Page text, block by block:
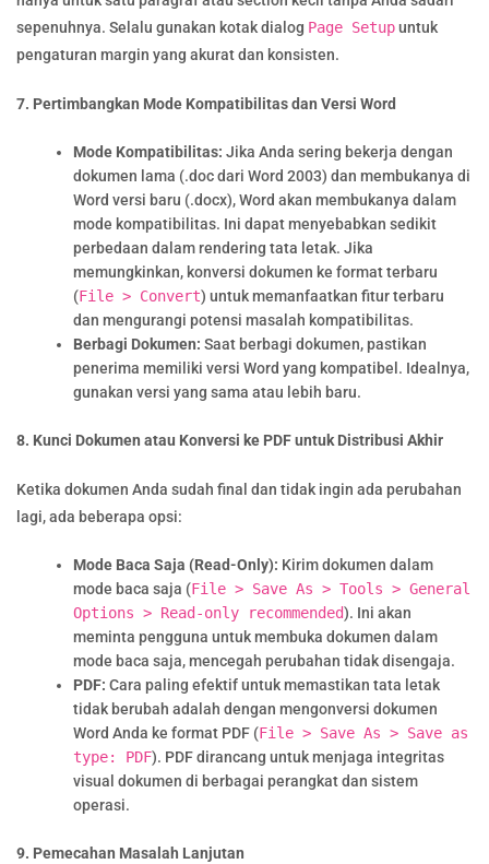
sepenuhnya. Selalu gunakan kotak dialog Page Setupuntuk
pengaturan margin yang akurat dan konsisten.
7. Pertimbangkan Mode Kompatibilitas dan Versi Word
Mode Kompatibilitas: Jika Anda sering bekerja dengan
dokumen lama (.doc dari Word 2003) dan membukanya di
Word versi baru (.docx), Word akan membukanya dalam
mode kompatibilitas. Ini dapat menyebabkan sedikit
perbedaan dalam rendering tata letak. Jika
memungkinkan, konversi dokumen ke format terbaru
(File > Convert) untuk memanfaatkan fitur terbaru
dan mengurangi potensi masalah kompatibilitas.
Berbagi Dokumen: Saat berbagi dokumen, pastikan
penerima memiliki versi Word yang kompatibel. Idealnya,
gunakan versi yang sama atau lebih baru.
8. Kunci Dokumen atau Konversi ke PDF untuk Distribusi Akhir
Ketika dokumen Anda sudah final dan tidak ingin ada perubahan
lagi, ada beberapa opsi:
Mode Baca Saja (Read-Only): Kirim dokumen dalam
mode baca saja (File > Save As > Tools > General
Options > Read-only recommended). Ini akan
meminta pengguna untuk membuka dokumen dalam
mode baca saja, mencegah perubahan tidak disengaja.
PDF: Cara paling efektif untuk memastikan tata letak
tidak berubah adalah dengan mengonversi dokumen
Word Anda ke format PDF (File > Save As > Save as
type: PDF). PDF dirancang untuk menjaga integritas
visual dokumen di berbagai perangkat dan sistem
operasi.
9. Pemecahan Masalah Lanjutan